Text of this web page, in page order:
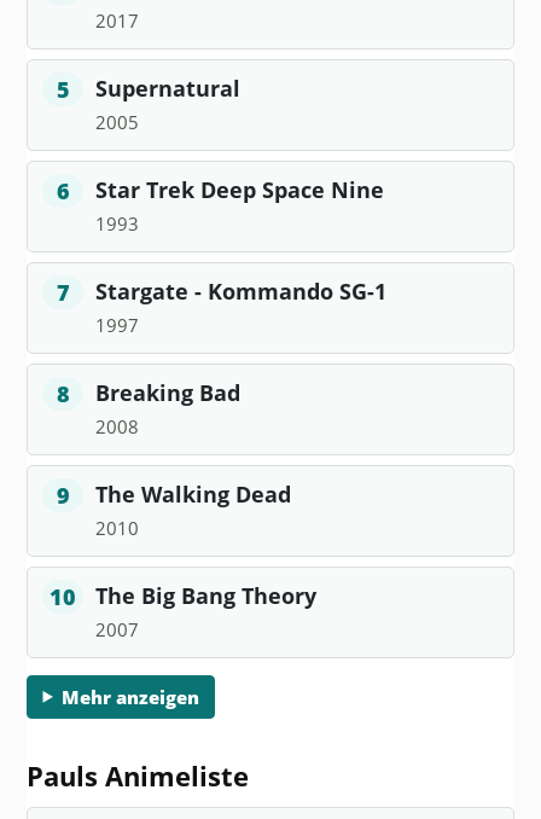
2017
5 Supernatural
2005
6 Star Trek Deep Space Nine
1993
7 Stargate - Kommando SG-1
1997
8 Breaking Bad
2008
9 The Walking Dead
2010
10 The Big Bang Theory
2007
Mehr anzeigen
Pauls Animeliste